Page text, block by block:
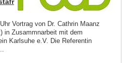
Vortrag von Dr. Cathrin Maanz
in Zusammnarbeit mit dem
Karlsuhe e.V. Die Referentin